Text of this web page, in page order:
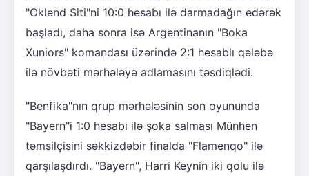
"Oklend Siti"ni 10:0 hesabı ilə darmadağın edərək
başladı, daha sonra isə Argentinanın "Boka
Xuniors" komandası üzərində 2:1 hesablı qələbə
ilə növbəti mərhələyə adlamasını təsdiqlədi.
"Benfika"nın qrup mərhələsinin son oyununda
"Bayern"i 1:0 hesabı ilə şoka salması Münhen
təmsilçisini səkkizdəbir finalda "Flamenqo" ilə
qarşılaşdırdı. "Bayern", Harri Keynin iki qolu ilə